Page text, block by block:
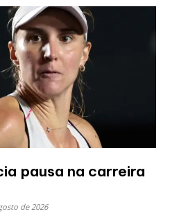
pausa na carreira
de 2026